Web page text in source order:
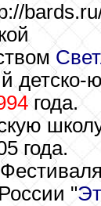
года.
года.
"